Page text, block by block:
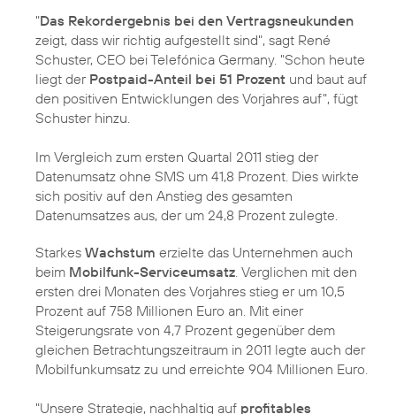
"Das Rekordergebnis bei den Vertragsneukunden
zeigt, dass wir richtig aufgestellt sind", sagt René
Schuster, CEO bei Telefónica Germany. "Schon heute
liegt der Postpaid-Anteil bei 51 Prozent und baut auf
den positiven Entwicklungen des Vorjahres auf", fügt
Schuster hinzu.
Im Vergleich zum ersten Quartal 2011 stieg der
Datenumsatz ohne SMS um 41,8 Prozent. Dies wirkte
sich positiv auf den Anstieg des gesamten
Datenumsatzes aus, der um 24,8 Prozent zulegte.
Starkes Wachstum erzielte das Unternehmen auch
beim Mobilfunk-Serviceumsatz. Verglichen mit den
ersten drei Monaten des Vorjahres stieg er um 10,5
Prozent auf 758 Millionen Euro an. Mit einer
Steigerungsrate von 4,7 Prozent gegenüber dem
gleichen Betrachtungszeitraum in 2011 legte auch der
Mobilfunkumsatz zu und erreichte 904 Millionen Euro.
"Unsere Strategie, nachhaltig auf profitables